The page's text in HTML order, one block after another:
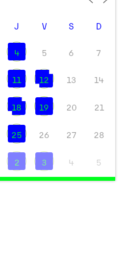
J V S D
4 5 6 7
11 12 13 14
18 19 20 21
25 26 27 28
2 3 4 5